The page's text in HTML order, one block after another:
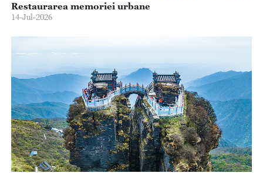
Restaurarea memoriei urbane
14-Jul-2026